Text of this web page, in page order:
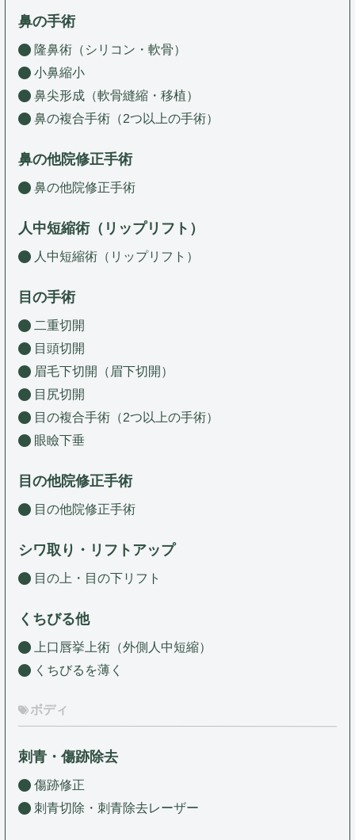
鼻の手術
隆鼻術（シリコン・軟骨）
小鼻縮小
鼻尖形成（軟骨縫縮・移植）
鼻の複合手術（2つ以上の手術）
鼻の他院修正手術
鼻の他院修正手術
人中短縮術（リップリフト）
人中短縮術（リップリフト）
目の手術
二重切開
目頭切開
眉毛下切開（眉下切開）
目尻切開
目の複合手術（2つ以上の手術）
眼瞼下垂
目の他院修正手術
目の他院修正手術
シワ取り・リフトアップ
目の上・目の下リフト
くちびる他
上口唇挙上術（外側人中短縮）
くちびるを薄く
ボディ
刺青・傷跡除去
傷跡修正
刺青切除・刺青除去レーザー